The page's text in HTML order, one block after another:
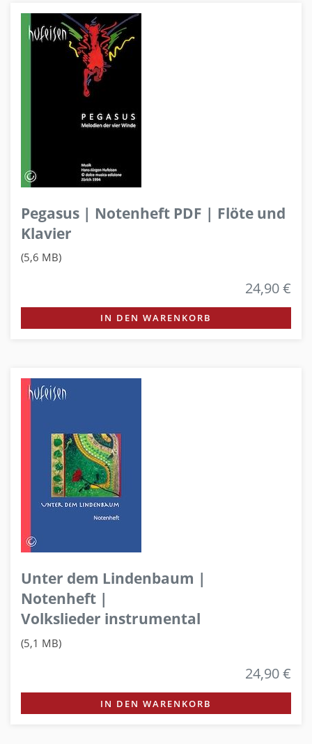
Pegasus | Notenheft PDF | Flöte und
Klavier
(5,6 MB)
24,90 €
IN DEN WARENKORB
Unter dem Lindenbaum |
Notenheft |
Volkslieder instrumental
(5,1 MB)
24,90 €
IN DEN WARENKORB